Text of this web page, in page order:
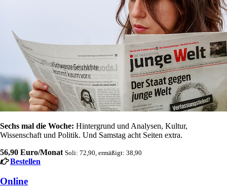
Sechs mal die Woche: Hintergrund und Analysen, Kultur,
Wissenschaft und Politik. Und Samstag acht Seiten extra.
56,90 Euro/Monat Soli: 72,90, ermäßigt: 38,90
Bestellen
Online